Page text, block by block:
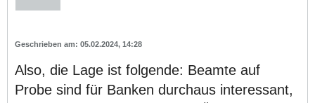
05.02.2024, 14:28
Also, die Lage ist folgende: Beamte auf
Probe sind für Banken durchaus interessant,